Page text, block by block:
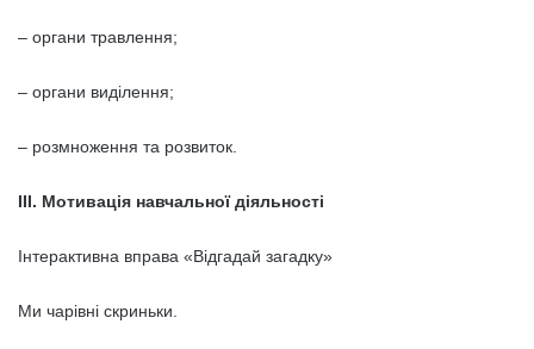
– органи травлення;
– органи виділення;
– розмноження та розвиток.
ІІІ. Мотивація навчальної діяльності
Інтерактивна вправа «Відгадай загадку»
Ми чарівні скриньки.